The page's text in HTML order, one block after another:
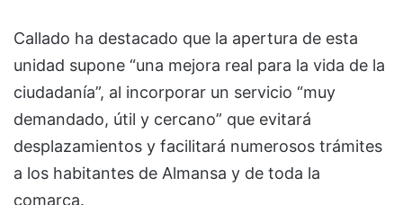
Callado ha destacado que la apertura de esta
unidad supone “una mejora real para la vida de la
ciudadanía”, al incorporar un servicio “muy
demandado, útil y cercano” que evitará
desplazamientos y facilitará numerosos trámites
a los habitantes de Almansa y de toda la
comarca.